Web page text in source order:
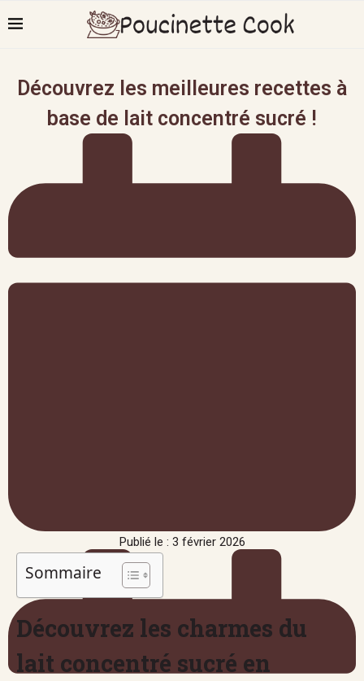
Découvrez les meilleures recettes à
base de lait concentré sucré !
Publié le : 3 février 2026
Sommaire
Découvrez les charmes du
lait concentré sucré en